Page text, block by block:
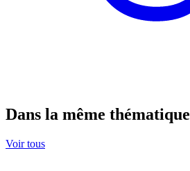
Dans la même thématique
Voir tous